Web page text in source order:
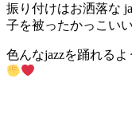
振り付けはお洒落な
子を被ったかっこい
色んなjazzを踊れる